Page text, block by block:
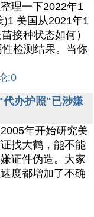
理一下2022年1
)1 美国从2021年1
接种状态如何）
检测结果。当你
:0
代办护照"已涉嫌
年开始研究美
找大鹤，能不能
证件伪造。大家
度都增加了不确